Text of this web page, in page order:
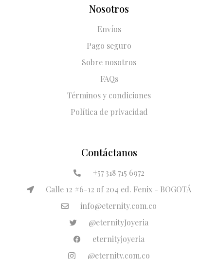
Nosotros
Envíos
Pago seguro
Sobre nosotros
FAQs
Términos y condiciones
Política de privacidad
Contáctanos
+57 318 715 6972
Calle 12 #6-12 of 204 ed. Fenix - BOGOTÁ
info@eternity.com.co
@eternityJoyeria
eternityjoyeria
@eternity.com.co